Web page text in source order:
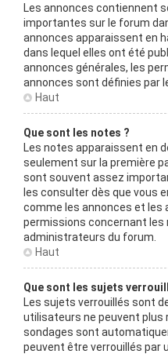
Les annonces contiennent
importantes sur le forum
annonces apparaissent en
dans lequel elles ont été
annonces générales, les
annonces sont définies par
Haut
Que sont les notes ?
Les notes apparaissent en
seulement sur la première
sont souvent assez
les consulter dès que vous
comme les annonces et les
permissions concernant les
administrateurs du forum.
Haut
Que sont les sujets
Les sujets verrouillés sont
utilisateurs ne peuvent plus
sondages sont
peuvent être verrouillés par